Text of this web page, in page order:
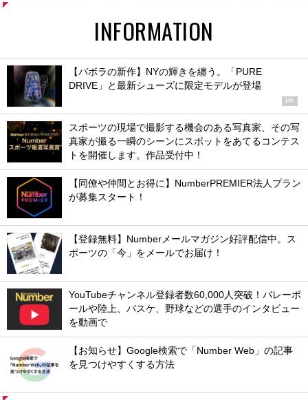
INFORMATION
【バボラの新作】NYの輝きを纏う。「PURE
DRIVE」と最新シューズに限定モデルが登場
PR
スポーツの現場で撮影する機会のある写真家、その写
真家が撮る一瞬のシーンにスポットをあてるコンテス
トを開催します。作品受付中！
【同僚や仲間とお得に】NumberPREMIER法人プラン
が募集スタート！
【登録無料】Numberメールマガジン好評配信中。ス
ポーツの「今」をメールでお届け！
YouTubeチャンネル登録者数60,000人突破！バレーボ
ールや陸上、バスケ、野球などの選手のインタビュー
を動画で
【お知らせ】Google検索で「Number Web」の記事
を見つけやすくする方法